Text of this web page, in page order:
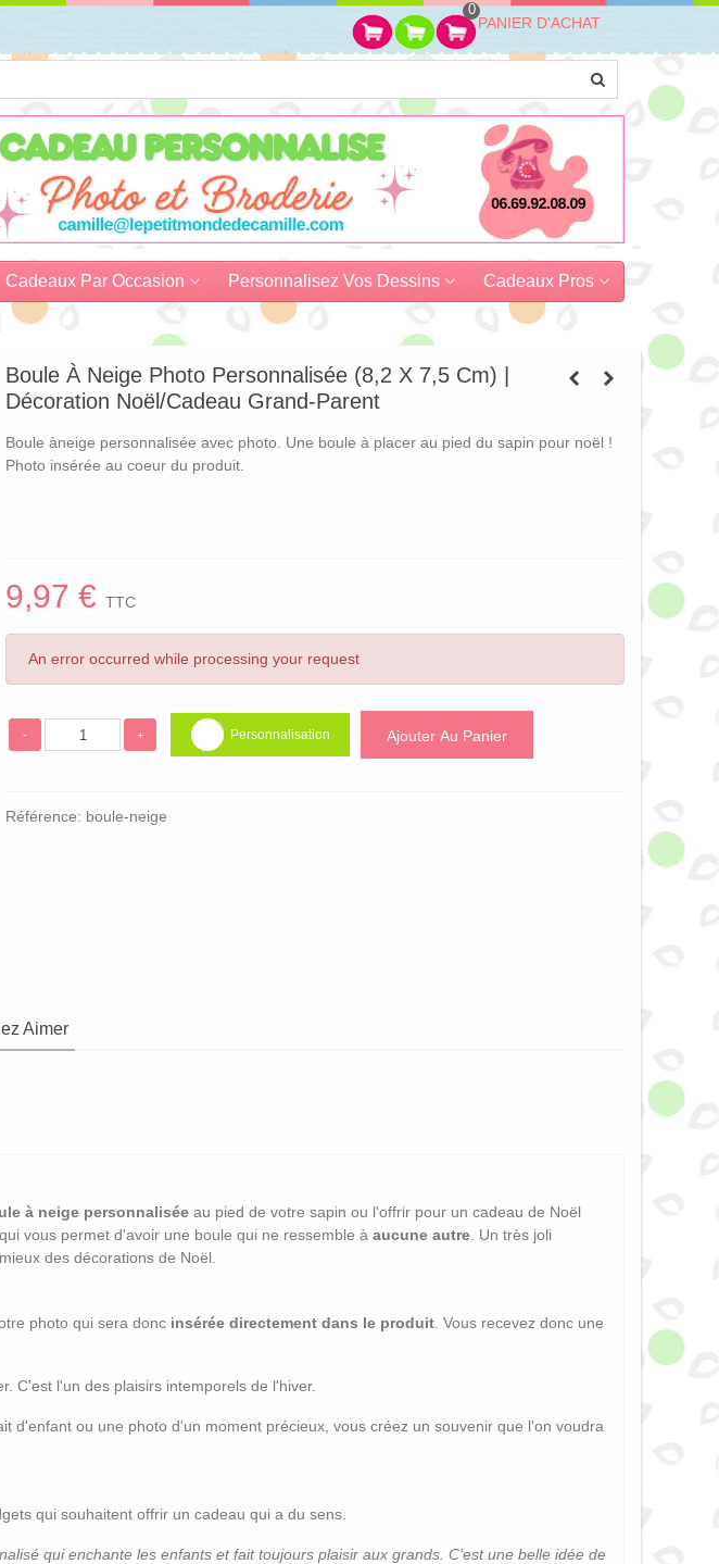
0
PANIER D'ACHAT
Cadeaux Par Occasion Personnalisez Vos Dessins Cadeaux Pros
Boule À Neige Photo Personnalisée (8,2 X 7,5 Cm) |
Décoration Noël/Cadeau Grand-Parent
Boule àneige personnalisée avec photo. Une boule à placer au pied du sapin pour noël !
Photo insérée au coeur du produit.
9,97 € TTC
An error occurred while processing your request
- + Personnalisation Ajouter Au Panier
Référence: boule-neige
Aimer
à neige personnalisée au pied de votre sapin ou l'offrir pour un cadeau de Noël
qui vous permet d'avoir une boule qui ne ressemble à aucune autre . Un très joli
des décorations de Noël.
photo qui sera donc insérée directement dans le produit . Vous recevez donc une
C'est l'un des plaisirs intemporels de l'hiver.
d'enfant ou une photo d'un moment précieux, vous créez un souvenir que l'on voudra
qui souhaitent offrir un cadeau qui a du sens.
qui enchante les enfants et fait toujours plaisir aux grands. C'est une belle idée de